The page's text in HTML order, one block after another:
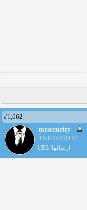
#1,662
mrsecurity
3 Jul 2024 08:47
ارسالها: 1353